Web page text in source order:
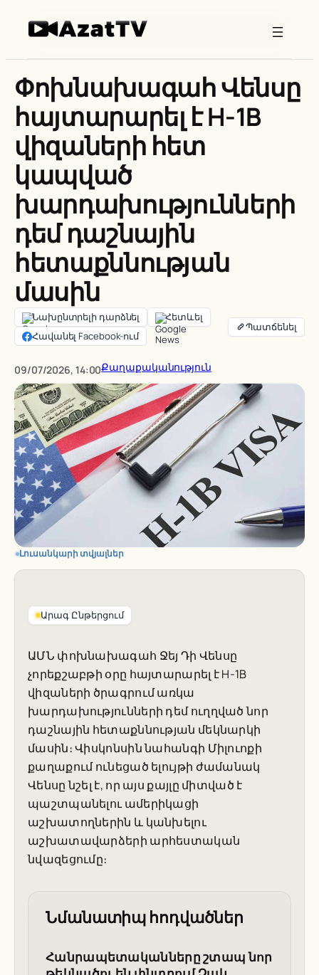
Փոխնախագահ Վենսը
հայտարարել է H-1B
վիզաների հետ
կապված
խարդախությունների
դեմ դաշնային
հետաքննության
մասին
Նախընտրելի դարձնել
Հետևել
Հավանել Facebook-ում
09/07/2026, 14:00Քաղաքականություն
Լուսանկարի տվյալներ
Արագ Ընթերցում
ԱՄՆ փոխնախագահ Ջեյ Դի Վենսը
չորեքշաբթի օրը հայտարարել է H-1B
վիզաների ծրագրում առկա
խարդախությունների դեմ ուղղված նոր
դաշնային հետաքննության մեկնարկի
մասին։ Վիսկոնսին նահանգի Միլուոքի
քաղաքում ունեցած ելույթի ժամանակ
Վենսը նշել է, որ այս քայլը միտված է
պաշտպանելու ամերիկացի
աշխատողներին և կանխելու
աշխատավարձերի արհեստական
նվազեցումը։
Նմանատիպ հոդվածներ
Հանրապետականները շտապ նոր